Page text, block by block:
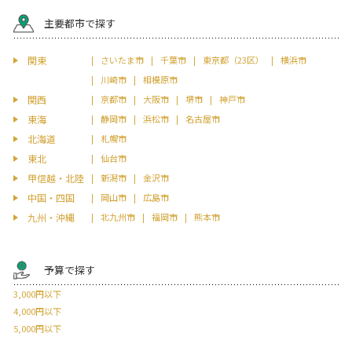
主要都市で探す
関東 さいたま市 千葉市 東京都（23区）
横浜市
川崎市
相模原市
関西 京都市 大阪市 堺市 神戸市
東海 静岡市 浜松市 名古屋市
北海道 札幌市
東北 仙台市
甲信越・北陸 新潟市 金沢市
中国・四国 岡山市 広島市
九州・沖縄 北九州市 福岡市 熊本市
予算で探す
3,000円以下
4,000円以下
5,000円以下